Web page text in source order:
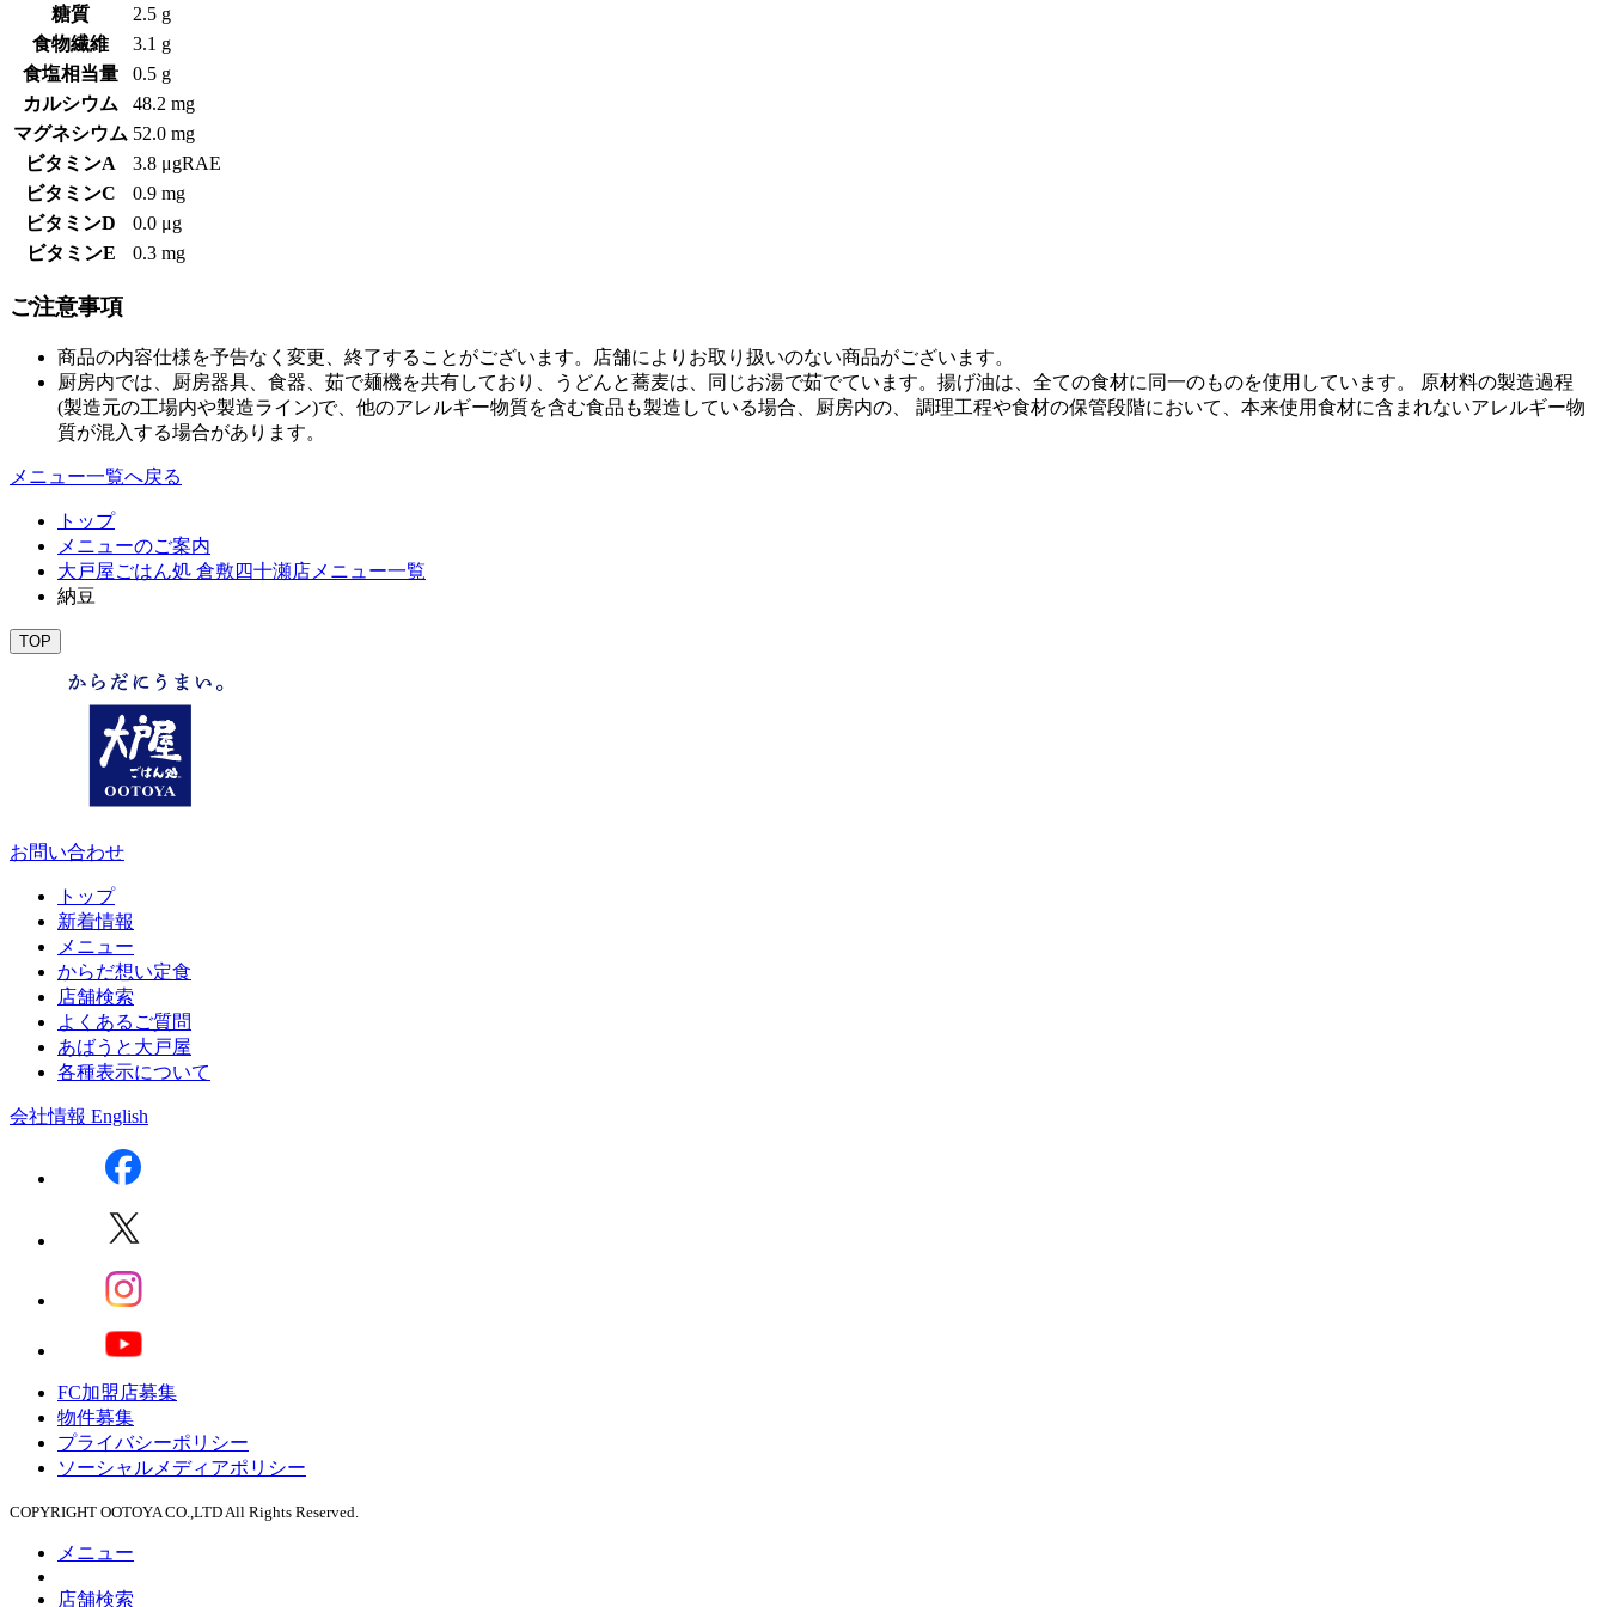
糖質
2.5 g
食物繊維
3.1 g
食塩相当量
0.5 g
カルシウム
48.2 mg
マグネシウム 52.0 mg
ビタミンA
3.8 μgRAE
ビタミンC
0.9 mg
ビタミンD
0.0 μg
ビタミンE
0.3 mg
ご注意事項
商品の内容仕様を予告なく変更、終了することがございます。店舗によりお取り扱いのない商品がございます。
厨房内では、厨房器具、食器、茹で麺機を共有しており、うどんと蕎麦は、同じお湯で茹でています。揚げ油は、全ての食材に同一のものを使用しています。 原材料の製造過程
(製造元の工場内や製造ライン)で、他のアレルギー物質を含む食品も製造している場合、厨房内の、 調理工程や食材の保管段階において、本来使用食材に含まれないアレルギー物
質が混入する場合があります。
メニュー一覧へ戻る
トップ
メニューのご案内
大戸屋ごはん処 倉敷四十瀬店メニュー一覧
納豆
TOP
お問い合わせ
トップ
新着情報
メニュー
からだ想い定食
店舗検索
よくあるご質問
あばうと大戸屋
各種表示について
会社情報 English
FC加盟店募集
物件募集
プライバシーポリシー
ソーシャルメディアポリシー
COPYRIGHT OOTOYA CO.,LTD All Rights Reserved.
メニュー
店舗検索